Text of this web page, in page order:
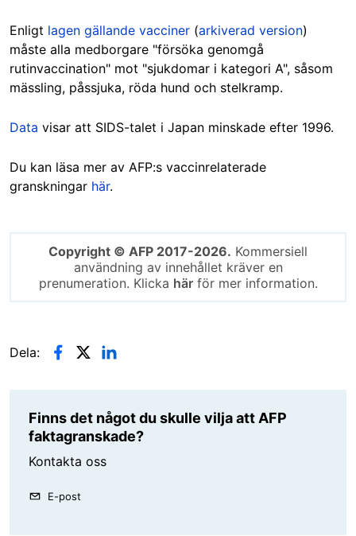
Enligt lagen gällande vacciner (arkiverad version)
måste alla medborgare "försöka genomgå
rutinvaccination" mot "sjukdomar i kategori A", såsom
mässling, påssjuka, röda hund och stelkramp.
Data visar att SIDS-talet i Japan minskade efter 1996.
Du kan läsa mer av AFP:s vaccinrelaterade
granskningar här.
Copyright © AFP 2017-2026. Kommersiell
användning av innehållet kräver en
prenumeration. Klicka härför mer information.
Dela:
Finns det något du skulle vilja att AFP
faktagranskade?
Kontakta oss
E-post